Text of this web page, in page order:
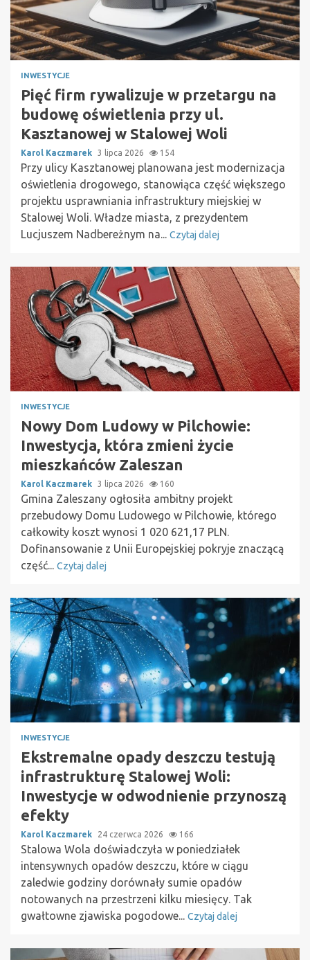
INWESTYCJE
Pięć firm rywalizuje w przetargu na
budowę oświetlenia przy ul.
Kasztanowej w Stalowej Woli
Karol Kaczmarek 3 lipca 2026 154
Przy ulicy Kasztanowej planowana jest modernizacja
oświetlenia drogowego, stanowiąca część większego
projektu usprawniania infrastruktury miejskiej w
Stalowej Woli. Władze miasta, z prezydentem
Lucjuszem Nadbereżnym na... Czytaj dalej
INWESTYCJE
Nowy Dom Ludowy w Pilchowie:
Inwestycja, która zmieni życie
mieszkańców Zaleszan
Karol Kaczmarek 3 lipca 2026 160
Gmina Zaleszany ogłosiła ambitny projekt
przebudowy Domu Ludowego w Pilchowie, którego
całkowity koszt wynosi 1 020 621,17 PLN.
Dofinansowanie z Unii Europejskiej pokryje znaczącą
część... Czytaj dalej
INWESTYCJE
Ekstremalne opady deszczu testują
infrastrukturę Stalowej Woli:
Inwestycje w odwodnienie przynoszą
efekty
Karol Kaczmarek 24 czerwca 2026 166
Stalowa Wola doświadczyła w poniedziałek
intensywnych opadów deszczu, które w ciągu
zaledwie godziny dorównały sumie opadów
notowanych na przestrzeni kilku miesięcy. Tak
gwałtowne zjawiska pogodowe... Czytaj dalej